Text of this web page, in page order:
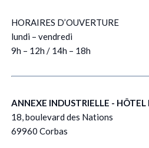
HORAIRES D’OUVERTURE
lundi – vendredi
9h – 12h / 14h – 18h
ANNEXE INDUSTRIELLE - HÔTEL
18, boulevard des Nations
69960 Corbas